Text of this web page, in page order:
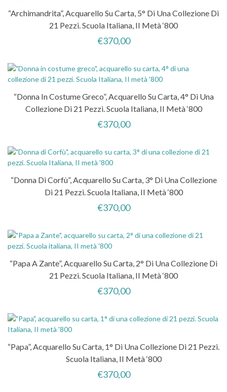
“Archimandrita”, Acquarello Su Carta, 5° Di Una Collezione Di
21 Pezzi. Scuola Italiana, II Metà ‘800
€370,00
“Donna In Costume Greco”, Acquarello Su Carta, 4° Di Una
Collezione Di 21 Pezzi. Scuola Italiana, II Metà ‘800
€370,00
“Donna Di Corfù”, Acquarello Su Carta, 3° Di Una Collezione
Di 21 Pezzi. Scuola Italiana, II Metà ‘800
€370,00
“Papa A Zante”, Acquarello Su Carta, 2° Di Una Collezione Di
21 Pezzi. Scuola Italiana, II Metà ‘800
€370,00
“Papa”, Acquarello Su Carta, 1° Di Una Collezione Di 21 Pezzi.
Scuola Italiana, II Metà ‘800
€370,00